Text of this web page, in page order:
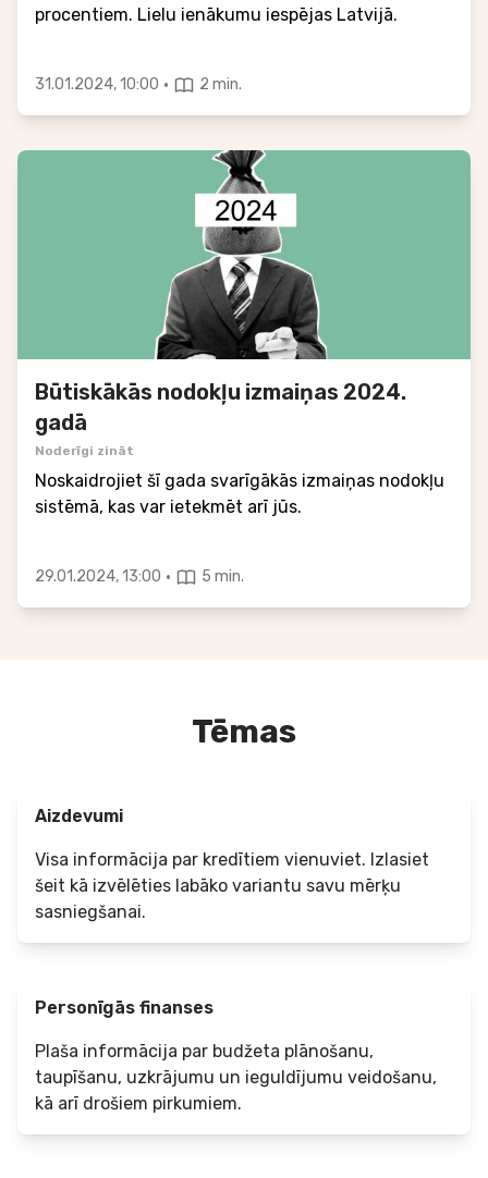
procentiem. Lielu ienākumu iespējas Latvijā.
31.01.2024, 10:00 · 2 min.
Būtiskākās nodokļu izmaiņas 2024.
gadā
Noderīgi zināt
Noskaidrojiet šī gada svarīgākās izmaiņas nodokļu
sistēmā, kas var ietekmēt arī jūs.
29.01.2024, 13:00 · 5 min.
Tēmas
Aizdevumi
Visa informācija par kredītiem vienuviet. Izlasiet
šeit kā izvēlēties labāko variantu savu mērķu
sasniegšanai.
Personīgās finanses
Plaša informācija par budžeta plānošanu,
taupīšanu, uzkrājumu un ieguldījumu veidošanu,
kā arī drošiem pirkumiem.